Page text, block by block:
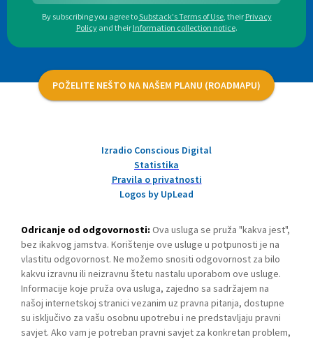
By subscribing you agree toSubstack's Terms of Use, their Privacy
Policy and their Information collection notice.
POŽELITE NEŠTO NA NAŠEM PLANU (ROADMAPU)
Izradio Conscious Digital
Statistika
Pravila o privatnosti
Logos by UpLead
Odricanje od odgovornosti: Ova usluga se pruža "kakva jest",
bez ikakvog jamstva. Korištenje ove usluge u potpunosti je na
vlastitu odgovornost. Ne možemo snositi odgovornost za bilo
kakvu izravnu ili neizravnu štetu nastalu uporabom ove usluge.
Informacije koje pruža ova usluga, zajedno sa sadržajem na
našoj internetskoj stranici vezanim uz pravna pitanja, dostupne
su isključivo za vašu osobnu upotrebu i ne predstavljaju pravni
savjet. Ako vam je potreban pravni savjet za konkretan problem,